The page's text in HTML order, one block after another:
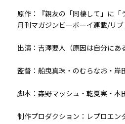
原作：『親友の「同棲して」に「
月刊マガジンビーボーイ連載/リブ
出演：吉澤要人（原因は自分にあ
監督：船曳真珠・のむらなお・岸
脚本：森野マッシュ・乾夏実・本
制作プロダクション：レプロエン